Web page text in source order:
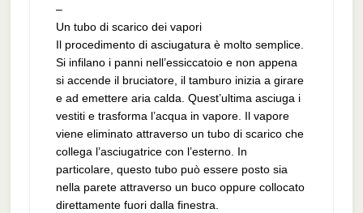
–
Un tubo di scarico dei vapori
Il procedimento di asciugatura è molto semplice.
Si infilano i panni nell’essiccatoio e non appena
si accende il bruciatore, il tamburo inizia a girare
e ad emettere aria calda. Quest’ultima asciuga i
vestiti e trasforma l’acqua in vapore. Il vapore
viene eliminato attraverso un tubo di scarico che
collega l’asciugatrice con l’esterno. In
particolare, questo tubo può essere posto sia
nella parete attraverso un buco oppure collocato
direttamente fuori dalla finestra.